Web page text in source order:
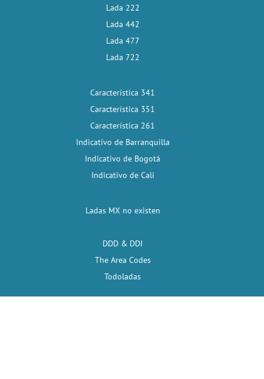
Lada 222
Lada 442
Lada 477
Lada 722
Característica 341
Característica 351
Característica 261
Indicativo de Barranquilla
Indicativo de Bogotá
Indicativo de Cali
Ladas MX no existen
DDD & DDI
The Area Codes
Todoladas